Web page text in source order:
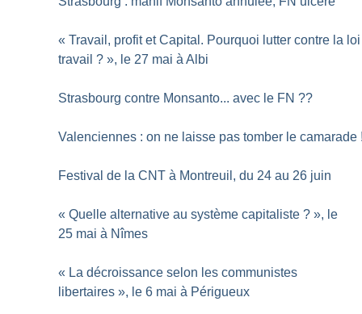
« Travail, profit et Capital. Pourquoi lutter contre la loi
travail ? », le 27 mai à Albi
Strasbourg contre Monsanto... avec le FN ??
Valenciennes : on ne laisse pas tomber le camarade
Festival de la CNT à Montreuil, du 24 au 26 juin
« Quelle alternative au système capitaliste ? », le
25 mai à Nîmes
« La décroissance selon les communistes
libertaires », le 6 mai à Périgueux